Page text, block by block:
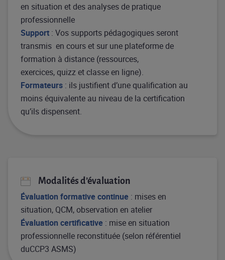
en situation et des analyses de pratique
professionnelle​
​Support :​ Vos supports pédagogiques seront
transmis en cours et sur une plateforme de
formation à distance (ressources,
exercices, quizz et classe en ligne).
Formateurs : ils justifient d’une qualification au
moins équivalente au niveau de la certification
qu’ils dispensent.
Modalités d’évaluation​
Évaluation formative continue : mises en
situation, QCM, observation en atelier​
Évaluation certificative : mise en situation
professionnelle reconstituée (selon référentiel
duCCP3 ASMS)​